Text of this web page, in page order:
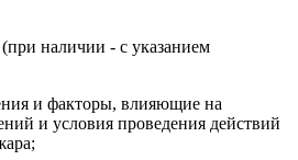
наличии - с указанием
и факторы, влияющие на
и условия проведения действий